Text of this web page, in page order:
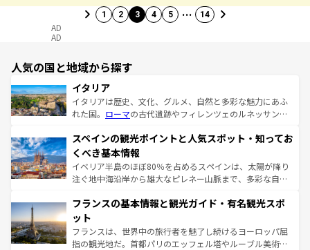
1 2 3 4 5 … 14
AD
AD
人気の国と地域から探す
イタリア
イタリアは歴史、文化、グルメ、自然と多彩な魅力にあふ
れた国。 ローマの古代遺跡やフィレンツェのルネッサンス
ろん、トスカーナの美しい田園風景やアマルフィ海岸の絶
景など、自然景観も見逃せない。観光の合間には、本場の
ピザやパスタなど、絶品のイタリア料理を堪能することも
できる。朝目覚めてから夜眠るまで、すべての瞬間を楽し
なお、新着のイタリア情報はコンテンツ一覧を参照してほ
しい。
スペインの観光ポイントと人気スポット・知ってお
くべき基本情報
イベリア半島のほぼ80％を占めるスペインは、太陽が降り
注ぐ地中海沿岸から雄大なピレネー山脈まで、多彩な自然
文化が根付くこの国では、情熱的なフラメンコ、熱気あふ
れる闘牛、そして美味しいタパスが生活の一部となってい
る。首都マドリードの洗練された雰囲気や、バルセロナの
アートに溢れた街角から、地方では古代ローマ遺跡や中世
フランスの基本情報と観光ガイド・有名観光スポ
ット
フランスは、世界中の旅行者を魅了し続けるヨーロッパ屈
指の観光地だ。首都パリのエッフェル塔やルーブル美術館